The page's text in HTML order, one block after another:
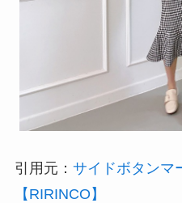
引用元： サイドボタンマ
【RIRINCO】